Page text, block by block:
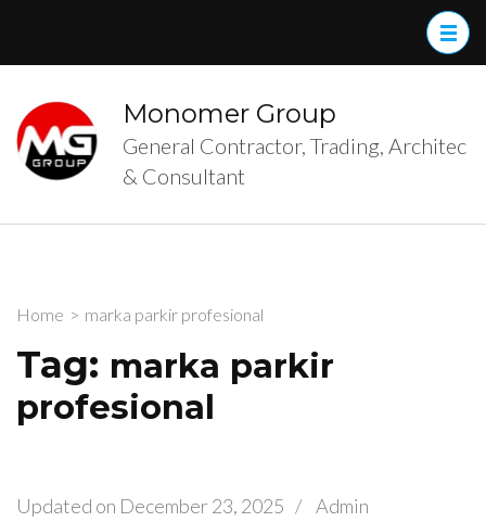
(Press
Enter)
Monomer Group
General Contractor, Trading, Architec
& Consultant
Home > marka parkir profesional
Tag: marka parkir
profesional
Updated on December 23, 2025 / Admin